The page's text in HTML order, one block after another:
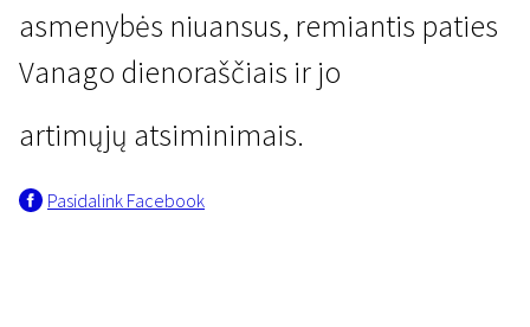
asmenybės niuansus, remiantis paties
Vanago dienoraščiais ir jo
artimųjų atsiminimais.
Pasidalink Facebook